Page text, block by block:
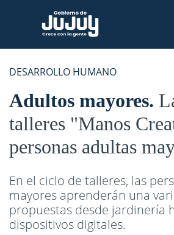
DESARROLLO HUMANO
Adultos mayores
talleres "Manos
personas adultas
En el ciclo de talleres, las
mayores aprenderán una
propuestas desde jardinería
dispositivos digitales.